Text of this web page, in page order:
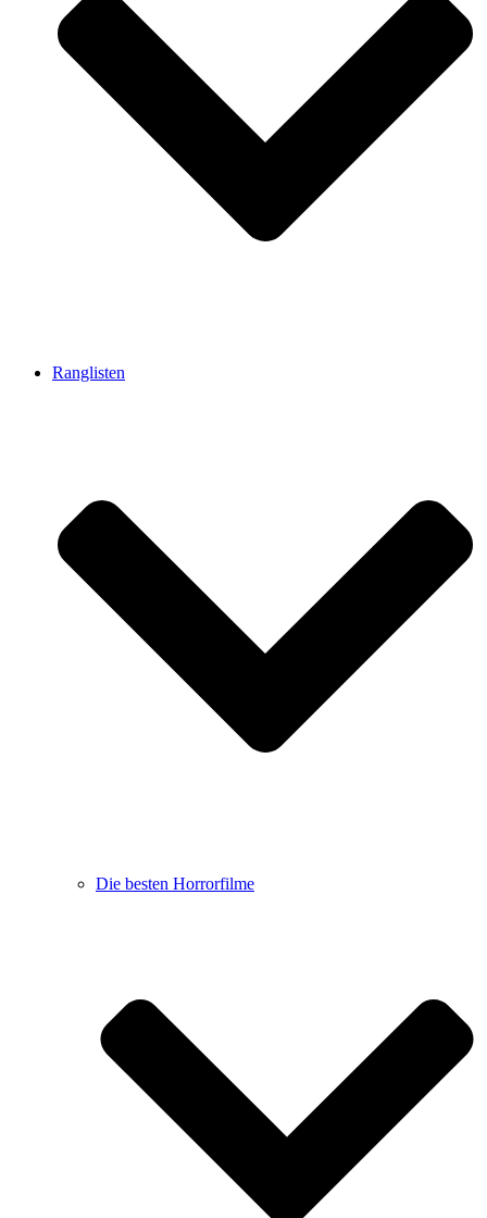
Ranglisten
Die besten Horrorfilme